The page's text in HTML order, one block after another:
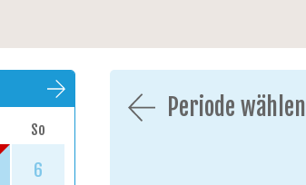
So
6
Periode wählen